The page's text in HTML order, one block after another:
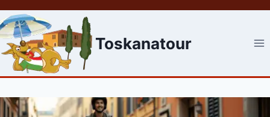
Skip
to
content
Toskanatour